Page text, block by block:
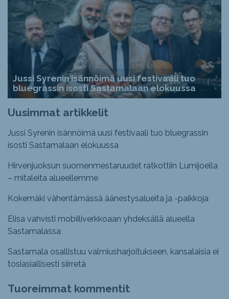
Jussi Syrenin isännöimä uusi festivaali tuo
bluegrassin isosti Sastamalaan elokuussa
Uusimmat artikkelit
Jussi Syrenin isännöimä uusi festivaali tuo bluegrassin
isosti Sastamalaan elokuussa
Hirvenjuoksun suomenmestaruudet ratkottiin Lumijoella
– mitaleita alueellemme
Kokemäki vähentämässä äänestysalueita ja -paikkoja
Elisa vahvisti mobiiliverkkoaan yhdeksällä alueella
Sastamalassa
Sastamala osallistuu valmiusharjoitukseen, kansalaisia ei
tosiasiallisesti siirretä
Tuoreimmat kommentit